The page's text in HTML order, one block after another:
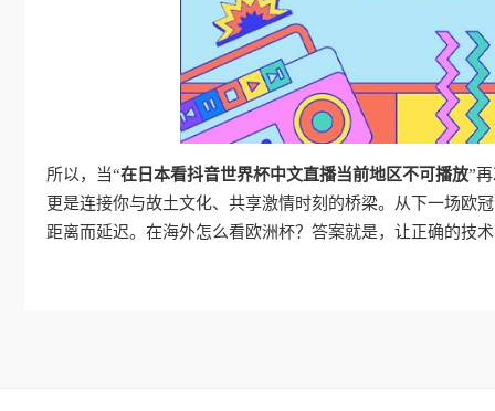
所以，当“在日本看抖音世界杯中文直播当前地区不可播放”
更是连接你与故土文化、共享激情时刻的桥梁。从下一场欧
距离而延迟。在海外怎么看欧洲杯？答案就是，让正确的技